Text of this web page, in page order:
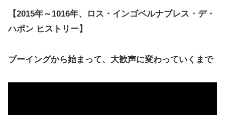
【2015年～1016年、ロス・インゴベルナブレス・デ・
ハポン ヒストリー】
ブーイングから始まって、大歓声に変わっていくまで